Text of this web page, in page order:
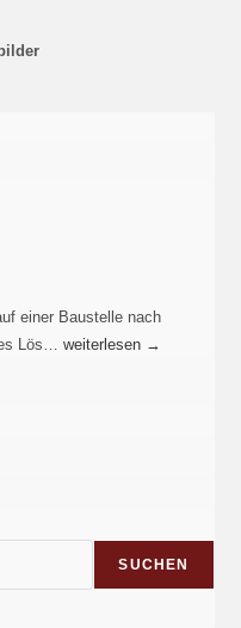
einer Baustelle nach
Lös…weiterlesen →
SUCHEN